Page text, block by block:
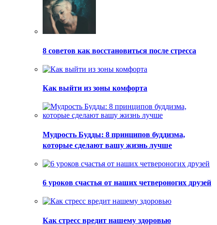
8 советов как восстановиться после стресса
Как выйти из зоны комфорта
Мудрость Будды: 8 принципов буддизма,
которые сделают вашу жизнь лучше
6 уроков счастья от наших четвероногих друзей
Как стресс вредит нашему здоровью